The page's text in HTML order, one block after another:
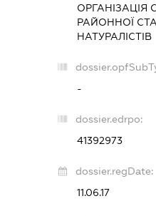
ОРГАНІЗАЦІЯ
РАЙОННОЇ
НАТУРАЛІСТІВ
-
dossier.edrpo:
41392973
dossier.regDate:
11.06.17